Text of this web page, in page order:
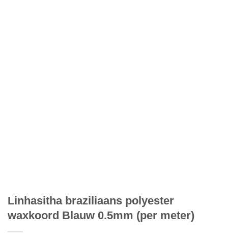
Linhasitha braziliaans polyester
waxkoord Blauw 0.5mm (per meter)